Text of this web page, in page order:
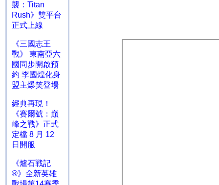
襲：Titan
Rush》雙平台
正式上線
《三國志王
戰》 東南亞六
國同步開啟預
約 李國煌化身
盟主爆笑登場
經典再現！
《賽爾號：巔
峰之戰》正式
定檔 8 月 12
日開服
《爐石戰記
®》全新英雄